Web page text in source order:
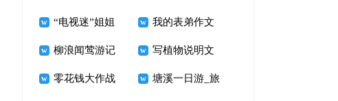
中的鲁迅先生作
文800字
“电视迷”姐姐 我的表弟作文
柳浪闻莺游记 写植物说明文
400字 打破碗花
零花钱大作战 塘溪一日游_旅